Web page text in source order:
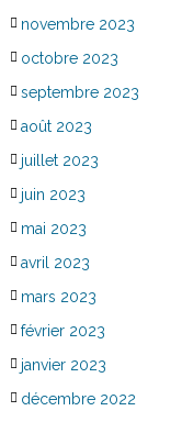
novembre 2023
octobre 2023
septembre 2023
août 2023
juillet 2023
juin 2023
mai 2023
avril 2023
mars 2023
février 2023
janvier 2023
décembre 2022